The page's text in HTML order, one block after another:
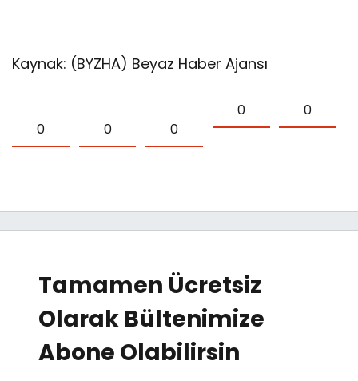
Kaynak: (BYZHA) Beyaz Haber Ajansı
0 0 0
0 0
Tamamen Ücretsiz
Olarak Bültenimize
Abone Olabilirsin